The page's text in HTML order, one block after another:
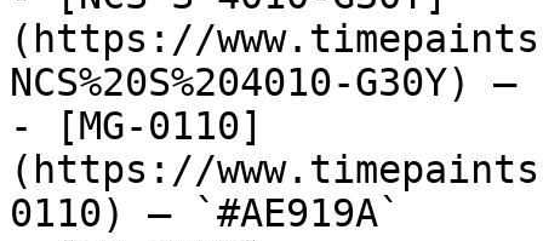
(https://
NCS%20S%204010-G30Y)
- [MG-0110]
(https://
0110) — `#AE919A`